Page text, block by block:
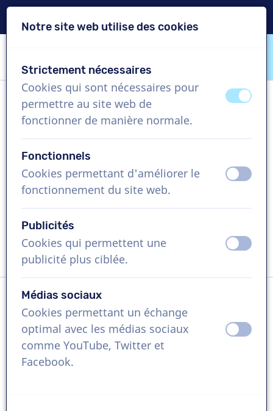
VoiceProductions
Apostolos
Homme, Grèce
US$ 304,95
Vidéo d'entreprise , 1 - 250 mots
Demandez une démo gratuite
Langue
Grec
Références
Notre site web utilise des cookies
Strictement nécessaires
Cookies qui sont nécessaires pour
permettre au site web de
fonctionner de manière normale.
éteint
Fonctionnels
Cookies permettant d'améliorer le
fonctionnement du site web.
éteint
Publicités
Cookies qui permettent une
publicité plus ciblée.
éteint
Médias sociaux
Cookies permettant un échange
optimal avec les médias sociaux
comme YouTube, Twitter et
Facebook.
éteint